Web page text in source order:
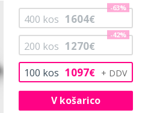
100 kos 1097€
200 kos 1270€
-42%
400 kos 1604€
-63%
V košarico